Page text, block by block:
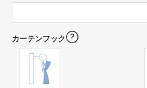
カーテンフック